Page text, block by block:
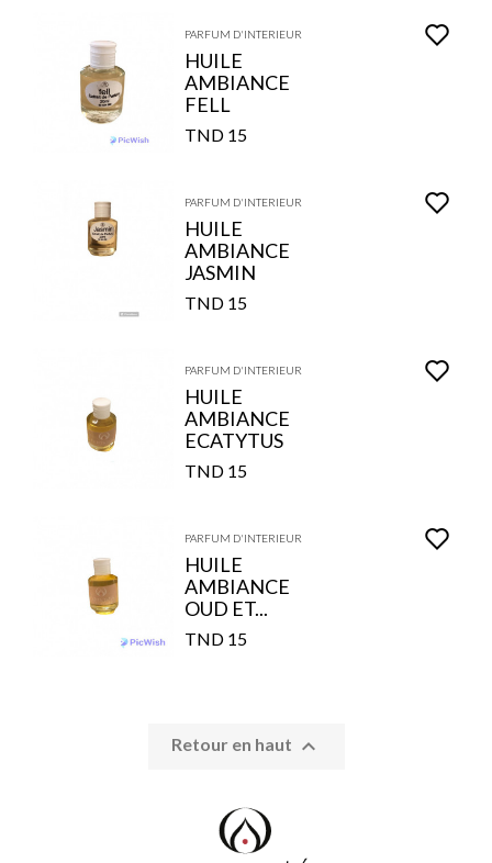
PARFUM D'INTERIEUR
HUILE
AMBIANCE
FELL
15 TND
PARFUM D'INTERIEUR
HUILE
AMBIANCE
JASMIN
15 TND
PARFUM D'INTERIEUR
HUILE
AMBIANCE
ECATYTUS
15 TND
PARFUM D'INTERIEUR
HUILE
AMBIANCE
OUD ET...
15 TND
Retour en haut 